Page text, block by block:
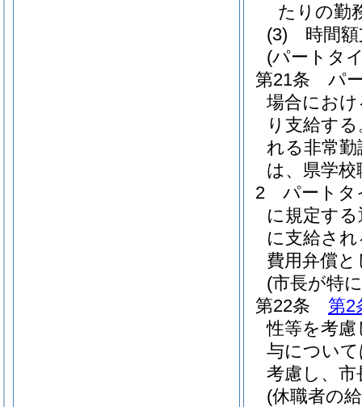
たりの勤
(3)
時間
(パートタ
第21条
パ
場合にお
り支給する
れる非常勤
は、県学
2
パートタ
に規定す
に支給さ
費用弁償
(市長が特
第22条
第2
性等を考
与につい
考慮し、
(休職者の